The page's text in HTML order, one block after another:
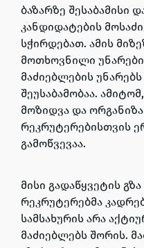
ბაზარზე შესაბამისი
კანდიდატების
სჭირდებათ. ამის
მოთხოვნილი
მაძიებლების
შეუსაბამობაა. ამიტომ,
მოზიდვა და
რეკრუტერებისთვის
გამოწვევაა.
მისი გადაწყვეტის
რეკრუტერებმა
სამსახურის არა
მაძიებლებს შორის.